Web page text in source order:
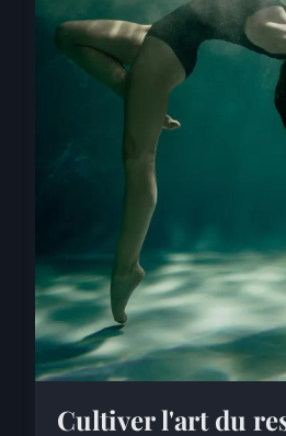
Cultiver l'art du